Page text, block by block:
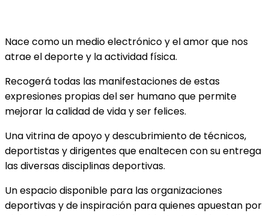
Nace como un medio electrónico y el amor que nos
atrae el deporte y la actividad física.
Recogerá todas las manifestaciones de estas
expresiones propias del ser humano que permite
mejorar la calidad de vida y ser felices.
Una vitrina de apoyo y descubrimiento de técnicos,
deportistas y dirigentes que enaltecen con su entrega
las diversas disciplinas deportivas.
Un espacio disponible para las organizaciones
deportivas y de inspiración para quienes apuestan por